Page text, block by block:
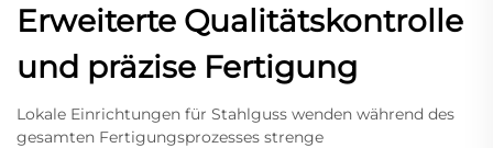
Erweiterte Qualitätskontrolle
und präzise Fertigung
Lokale Einrichtungen für Stahlguss wenden während des
gesamten Fertigungsprozesses strenge